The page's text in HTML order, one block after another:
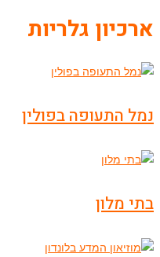
ארכיון גלריות
נמל התעופה בפולין
בתי מלון